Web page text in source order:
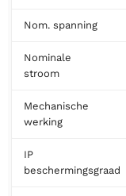
Nom. spanning
Nominale
stroom
Mechanische
werking
IP
beschermingsgraad